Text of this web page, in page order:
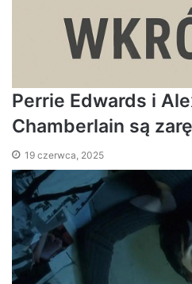
Perrie Edwards i
Chamberlain są
19 czerwca, 2025